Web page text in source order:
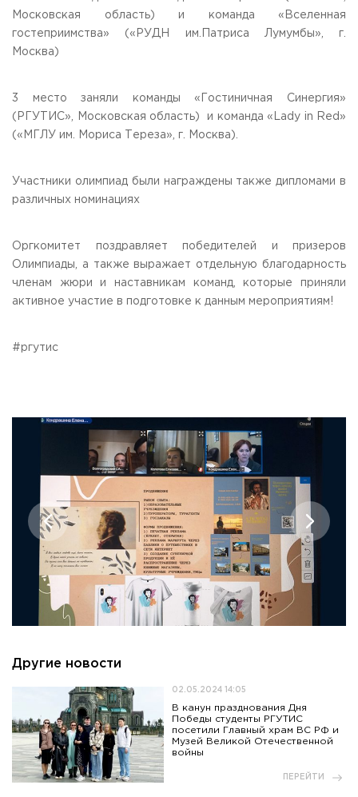
Московская область) и команда «Вселенная
гостеприимства» («РУДН им.Патриса Лумумбы», г.
Москва)
3 место заняли команды «Гостиничная Синергия»
(РГУТИС», Московская область) и команда «Lady in Red»
(«МГЛУ им. Мориса Тереза», г. Москва).
Участники олимпиад были награждены также дипломами в
различных номинациях
Оргкомитет поздравляет победителей и призеров
Олимпиады, а также выражает отдельную благодарность
членам жюри и наставникам команд, которые приняли
активное участие в подготовке к данным мероприятиям!
#ргутис
Другие новости
02.05.2024 14:05
В канун празднования Дня
Победы студенты РГУТИС
посетили Главный храм ВС РФ и
Музей Великой Отечественной
войны
ПЕРЕЙТИ